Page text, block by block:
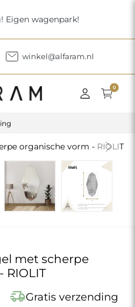
Eigen wagenpark!
winkel@alfaram.nl
0
Next
met scherpe
RIOLIT
delivery_truck_speedGratis verzending